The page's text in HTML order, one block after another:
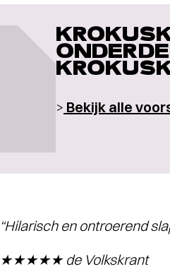
> Bekijk alle
“Hilarisch en ontroerend
★★★★★ de Volkskrant